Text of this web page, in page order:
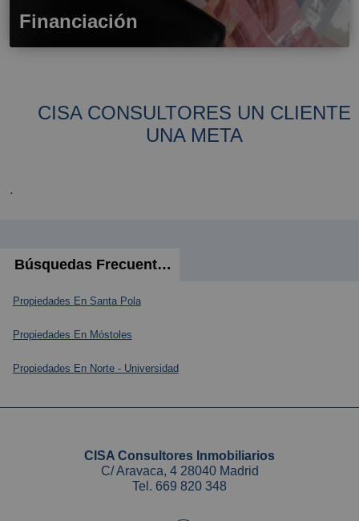
Financiación
CISA CONSULTORES UN CLIENTE
UNA META
.
Búsquedas Frecuentes
Propiedades En Santa Pola
Propiedades En Móstoles
Propiedades En Norte - Universidad
CISA Consultores Inmobiliarios
C/ Aravaca, 4 28040 Madrid
Tel. 669 820 348